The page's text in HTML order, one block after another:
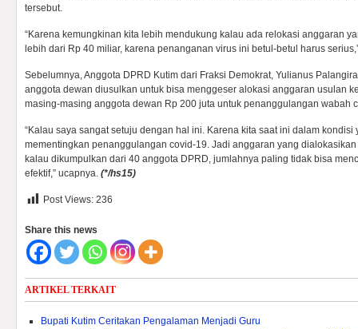
tersebut.
“Karena kemungkinan kita lebih mendukung kalau ada relokasi anggaran
lebih dari Rp 40 miliar, karena penanganan virus ini betul-betul harus
Sebelumnya, Anggota DPRD Kutim dari Fraksi Demokrat, Yulianus
anggota dewan diusulkan untuk bisa menggeser alokasi anggaran usulan
masing-masing anggota dewan Rp 200 juta untuk penanggulangan wabah
“Kalau saya sangat setuju dengan hal ini. Karena kita saat ini dalam
mementingkan penanggulangan covid-19. Jadi anggaran yang
kalau dikumpulkan dari 40 anggota DPRD, jumlahnya paling tidak bisa
efektif,” ucapnya. (*/hs15)
Post Views: 236
Share this news
ARTIKEL TERKAIT
Bupati Kutim Ceritakan Pengalaman Menjadi Guru